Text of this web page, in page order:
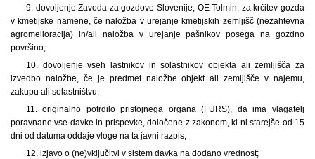
9. dovoljenje Zavoda za gozdove Slovenije, OE Tolmin, za krčitev gozda
v kmetijske namene, če naložba v urejanje kmetijskih zemljišč (nezahtevna
agromelioracija) in/ali naložba v urejanje pašnikov posega na gozdno
površino;
10. dovoljenje vseh lastnikov in solastnikov objekta ali zemljišča za
izvedbo naložbe, če je predmet naložbe objekt ali zemljišče v najemu,
zakupu ali solastništvu;
11. originalno potrdilo pristojnega organa (FURS), da ima vlagatelj
poravnane vse davke in prispevke, določene z zakonom, ki ni starejše od 15
dni od datuma oddaje vloge na ta javni razpis;
12. izjavo o (ne)vključitvi v sistem davka na dodano vrednost;